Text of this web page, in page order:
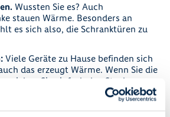
Wussten Sie es? Auch
stauen Wärme. Besonders an
es sich also, die Schranktüren zu
Viele Geräte zu Hause befinden sich
das erzeugt Wärme. Wenn Sie die
ziehen Sie einfach den Stecker.
nicht nur die Wärme in der Wohnung,
noch Strom.